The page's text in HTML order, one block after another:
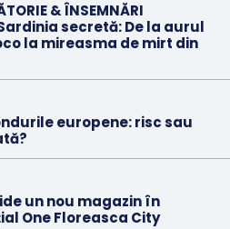
& ÎNSEMNĂRI
Sardinia secretă: De la aurul
la mireasma de mirt din
europene: risc sau
un nou magazin în
One Floreasca City